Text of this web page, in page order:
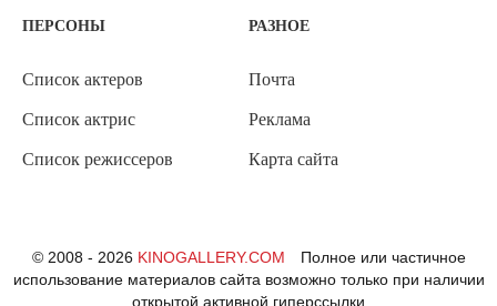
ПЕРСОНЫ
Список актеров
Список актрис
Список режиссеров
РАЗНОЕ
Почта
Реклама
Карта сайта
© 2008 - 2026 KINOGALLERY.COM
Полное или частичное
использование материалов сайта возможно только при наличии
открытой активной гиперссылки